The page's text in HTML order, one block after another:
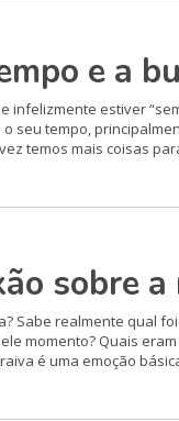
e a
infelizmente estiver
seu tempo,
temos mais coisas
sobre a
Sabe realmente qual
momento? Quais
é uma emoção